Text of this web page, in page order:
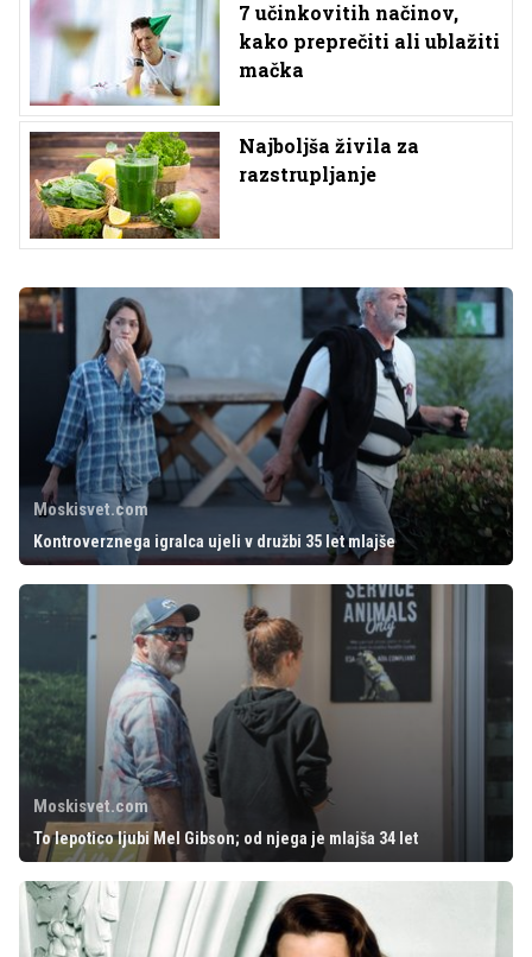
7 učinkovitih načinov,
kako preprečiti ali ublažiti
mačka
Najboljša živila za
razstrupljanje
Moskisvet.com
Kontroverznega igralca ujeli v družbi 35 let mlajše
Moskisvet.com
To lepotico ljubi Mel Gibson; od njega je mlajša 34 let